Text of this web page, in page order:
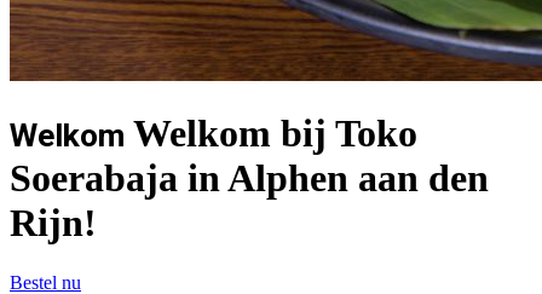
Welkom Welkom bij Toko
Soerabaja in Alphen aan den
Rijn!
Bestel nu